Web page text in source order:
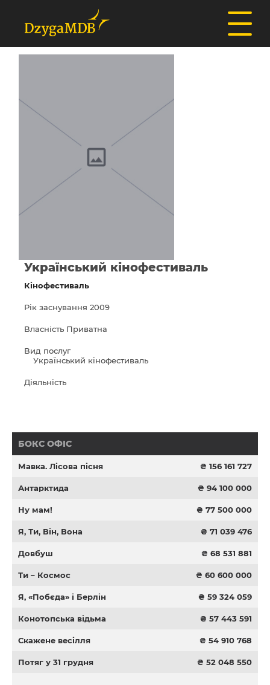
Український кінофестиваль
Кінофестиваль
Рік заснування 2009
Власність Приватна
Вид послуг
Український кінофестиваль
Діяльність
БОКС ОФІС
Мавка. Лісова пісня ₴ 156 161 727
Антарктида ₴ 94 100 000
Ну мам! ₴ 77 500 000
Я, Ти, Він, Вона ₴ 71 039 476
Довбуш ₴ 68 531 881
Ти – Космос ₴ 60 600 000
Я, «Побєда» і Берлін ₴ 59 324 059
Конотопська відьма ₴ 57 443 591
Скажене весілля ₴ 54 910 768
Потяг у 31 грудня ₴ 52 048 550